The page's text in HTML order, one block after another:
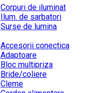
Corpuri de iluminat
Ilum. de sarbatori
Surse de lumina
Accesorii conectica
Adaptoare
Bloc multipriza
Bride/coliere
Cleme